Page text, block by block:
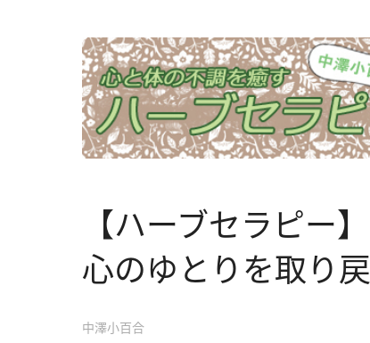
【ハーブセラピー
心のゆとりを取り
中澤小百合